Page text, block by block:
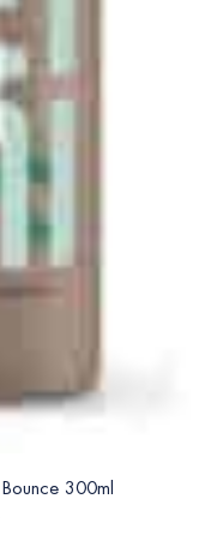
300ml